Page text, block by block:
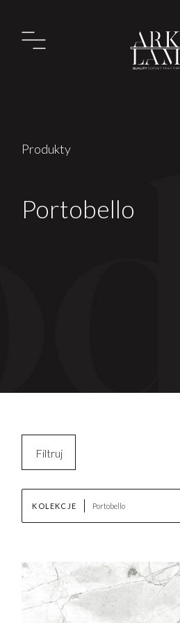
Produkty
Portobello
Filtruj
Kopiuj filtry
AKTUALNOŚCI
Nowości
KOLEKCJE